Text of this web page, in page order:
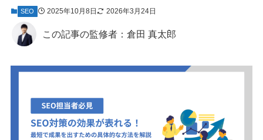
SEO 2025年10月8日 2026年3月24日
この記事の監修者：倉田 真太郎